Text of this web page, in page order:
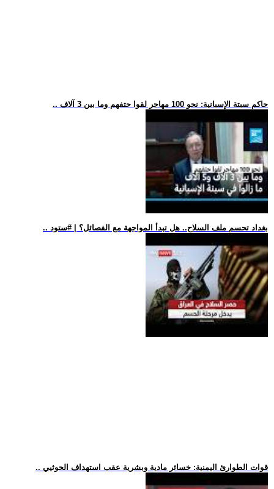
.. حاكم سبتة الإسبانية: نحو 100 مهاجر لقوا حتفهم وما بين 3 آلاف
.. بغداد تحسم ملف السلاح.. هل تبدأ المواجهة مع الفصائل؟ | #ستود
.. قوات الطوارئ اليمنية: خسائر مادية وبشرية عقب استهداف الحوثيي